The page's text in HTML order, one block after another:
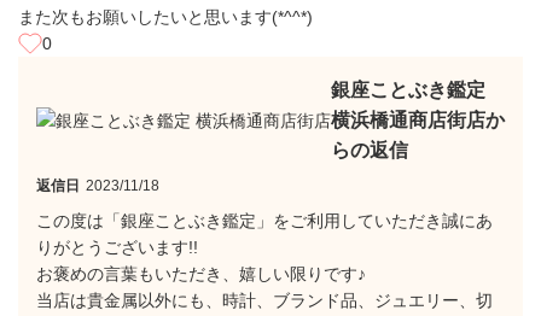
また次もお願いしたいと思います(*^^*)
0
銀座ことぶき鑑定
横浜橋通商店街店か
らの返信
返信日 2023/11/18
この度は「銀座ことぶき鑑定」をご利用していただき誠にあ
りがとうございます!!
お褒めの言葉もいただき、嬉しい限りです♪
当店は貴金属以外にも、時計、ブランド品、ジュエリー、切